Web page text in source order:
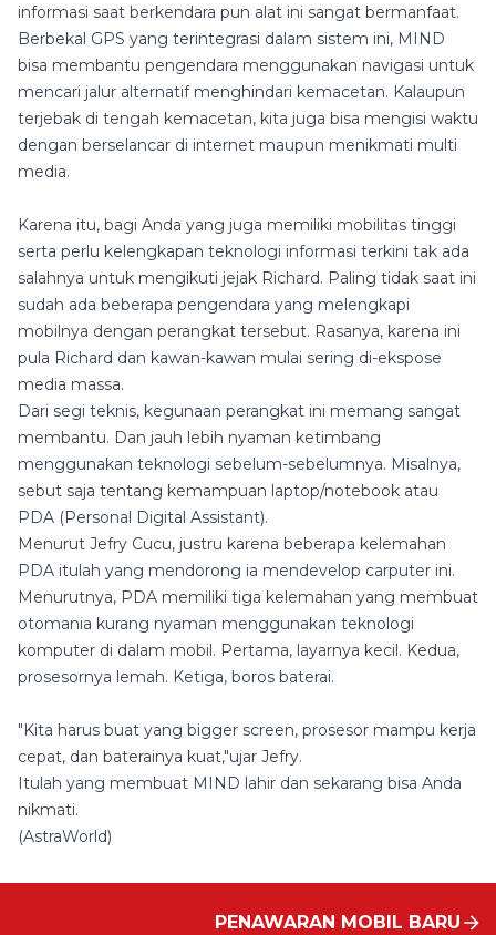
informasi saat berkendara pun alat ini sangat bermanfaat.
Berbekal GPS yang terintegrasi dalam sistem ini, MIND
bisa membantu pengendara menggunakan navigasi untuk
mencari jalur alternatif menghindari kemacetan. Kalaupun
terjebak di tengah kemacetan, kita juga bisa mengisi waktu
dengan berselancar di internet maupun menikmati multi
media.
Karena itu, bagi Anda yang juga memiliki mobilitas tinggi
serta perlu kelengkapan teknologi informasi terkini tak ada
salahnya untuk mengikuti jejak Richard. Paling tidak saat ini
sudah ada beberapa pengendara yang melengkapi
mobilnya dengan perangkat tersebut. Rasanya, karena ini
pula Richard dan kawan-kawan mulai sering di-ekspose
media massa.
Dari segi teknis, kegunaan perangkat ini memang sangat
membantu. Dan jauh lebih nyaman ketimbang
menggunakan teknologi sebelum-sebelumnya. Misalnya,
sebut saja tentang kemampuan laptop/notebook atau
PDA (Personal Digital Assistant).
Menurut Jefry Cucu, justru karena beberapa kelemahan
PDA itulah yang mendorong ia mendevelop carputer ini.
Menurutnya, PDA memiliki tiga kelemahan yang membuat
otomania kurang nyaman menggunakan teknologi
komputer di dalam mobil. Pertama, layarnya kecil. Kedua,
prosesornya lemah. Ketiga, boros baterai.
"Kita harus buat yang bigger screen, prosesor mampu kerja
cepat, dan baterainya kuat,"ujar Jefry.
Itulah yang membuat MIND lahir dan sekarang bisa Anda
nikmati.
(AstraWorld)
PENAWARAN MOBIL BARU